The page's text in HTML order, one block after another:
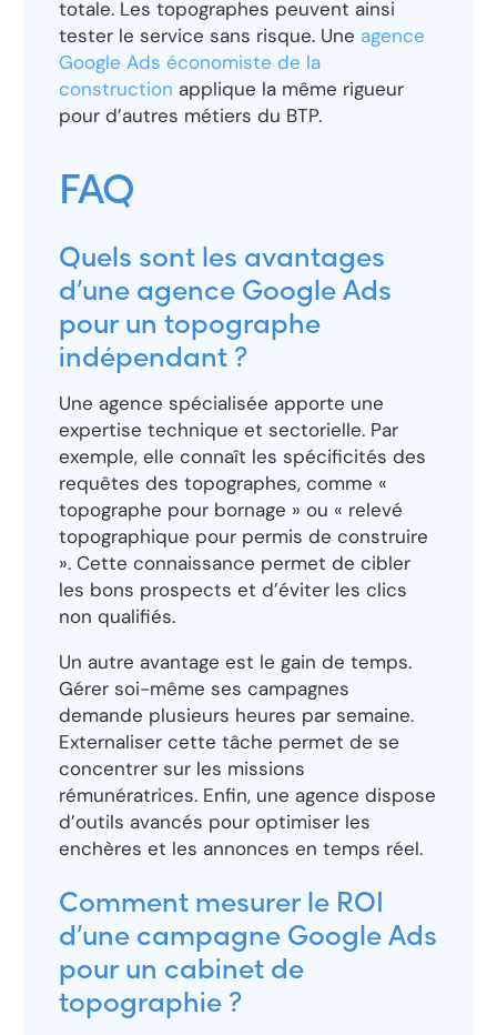
totale. Les topographes peuvent ainsi
tester le service sans risque. Une agence
Google Ads économiste de la
construction applique la même rigueur
pour d’autres métiers du BTP.
FAQ
Quels sont les avantages
d’une agence Google Ads
pour un topographe
indépendant ?
Une agence spécialisée apporte une
expertise technique et sectorielle. Par
exemple, elle connaît les spécificités des
requêtes des topographes, comme «
topographe pour bornage » ou « relevé
topographique pour permis de construire
». Cette connaissance permet de cibler
les bons prospects et d’éviter les clics
non qualifiés.
Un autre avantage est le gain de temps.
Gérer soi-même ses campagnes
demande plusieurs heures par semaine.
Externaliser cette tâche permet de se
concentrer sur les missions
rémunératrices. Enfin, une agence dispose
d’outils avancés pour optimiser les
enchères et les annonces en temps réel.
Comment mesurer le ROI
d’une campagne Google Ads
pour un cabinet de
topographie ?